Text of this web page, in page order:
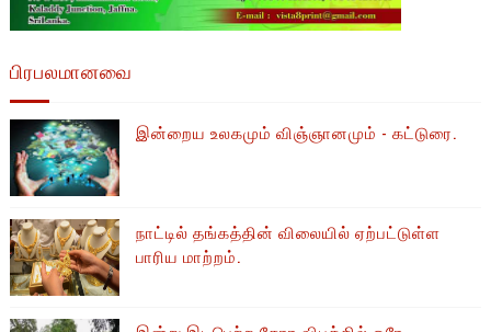
பிரபலமானவை
இன்றைய உலகமும் விஞ்ஞானமும் - கட்டுரை.
நாட்டில் தங்கத்தின் விலையில் ஏற்பட்டுள்ள
பாரிய மாற்றம்.